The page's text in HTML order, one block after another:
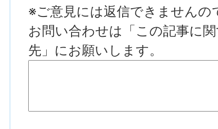
※ご意見には返信できませんの
お問い合わせは「この記事に
先」にお願いします。